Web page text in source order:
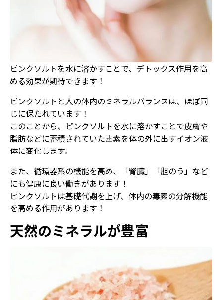
ピンクソルトを水に溶かすことで、デトックス作用を高
める効果が期待できます！
ピンクソルトと人の体内のミネラルバランスは、ほぼ同
じに保たれています！
このことから、ピンクソルトを水に溶かすことで皮膚や
脂肪などに蓄積されていた毒素を体の外に出すイオン液
体に変化します。
また、循環器系の機能を高め、「腎臓」「胆のう」など
にも健康に良い働きがあります！
ピンクソルトは基礎代謝を上げ、体内の毒素の分解機能
を高める作用があります！
天然のミネラルが豊富